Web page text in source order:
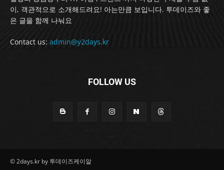
이, 객관적으로 소개해드려요! 아는만큼 보입니다. 투데이즈와 좋
은 글을 함께 나눠요
Contact us: admin@y2days.kr
FOLLOW US
© 2days.kr by 투데이즈케이알